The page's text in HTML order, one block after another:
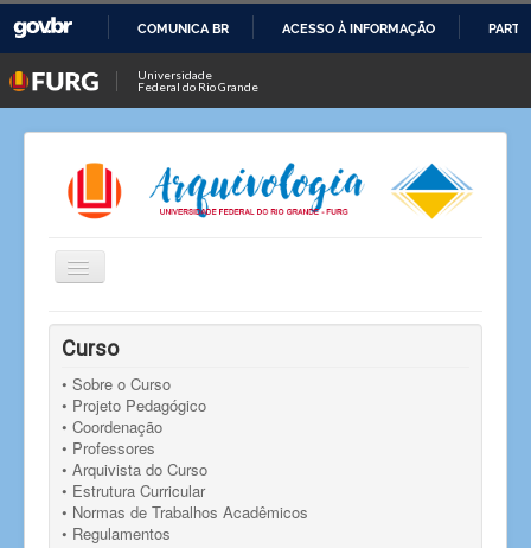
O
CONTEÚDO
COMUNICA BR ACESSO À INFORMAÇÃO
Universidade
Federal do Rio Grande
Alternar
Navegação
Você está aqui:
Homologação inscrição de chapa para eleição da
coordenação do curso de Arquivologia
Curso
• Sobre o Curso
• Projeto Pedagógico
• Coordenação
• Professores
• Arquivista do Curso
• Estrutura Curricular
• Normas de Trabalhos Acadêmicos
• Regulamentos